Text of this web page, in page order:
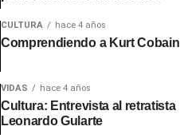
CULTURA hace 4 años
Comprendiendo a Kurt Cobain
VIDAS hace 4 años
Cultura: Entrevista al retratista
Leonardo Gularte